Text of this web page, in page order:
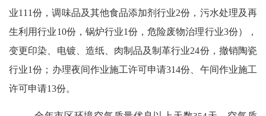
业111份，调味品及其他食品添加剂行业2份，污水处理及再
生利用行业10份，锅炉行业1份，危险废物治理行业3份），
变更印染、电镀、造纸、肉制品及制革行业24份，撤销陶瓷
行业1份；办理夜间作业施工许可申请314份、午间作业施工
许可申请13份。